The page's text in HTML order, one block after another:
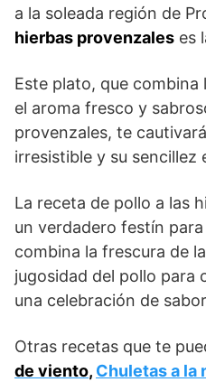
a la soleada región de
hierbas provenzales es
Este plato, que combina
el aroma fresco y
provenzales, te
irresistible y su sencillez
La receta de pollo a las
un verdadero festín
combina la frescura de
jugosidad del pollo para
una celebración de
Otras recetas que te
de viento, Chuletas a la